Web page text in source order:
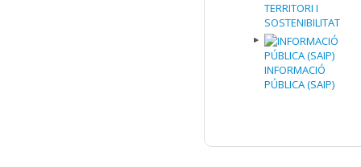
TERRITORI I
SOSTENIBILITAT
INFORMACIÓ
PÚBLICA (SAIP)